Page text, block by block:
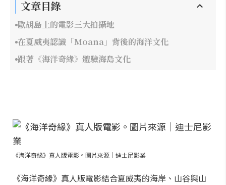
文章目錄
歐胡島上的電影三大拍攝地
在夏威夷認識「Moana」背後的海洋文化
跟著《海洋奇緣》體驗海島文化
《海洋奇緣》真人版電影。圖片來源｜迪士尼影業
《海洋奇緣》真人版電影結合夏威夷的海岸、山谷與山